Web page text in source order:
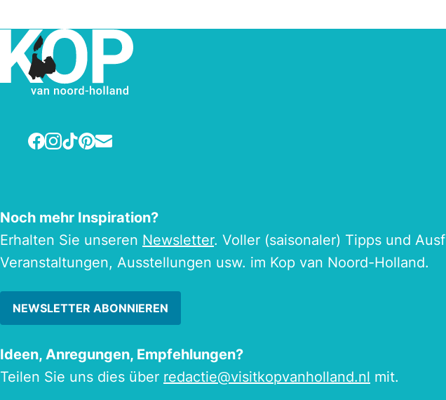
Facebook
Instagram
TikTok
Pinterest
E-mail
Noch mehr Inspiration?
Erhalten Sie unseren Newsletter. Voller (saisonaler) Tipps und
Veranstaltungen, Ausstellungen usw. im Kop van Noord-Holland.
NEWSLETTER ABONNIEREN
Ideen, Anregungen, Empfehlungen?
Teilen Sie uns dies über redactie@visitkopvanholland.nl mit.